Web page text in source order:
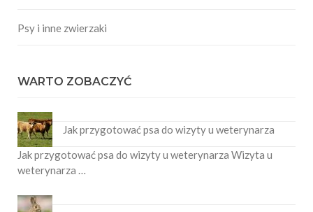
Psy i inne zwierzaki
WARTO ZOBACZYĆ
Jak przygotować psa do wizyty u weterynarza
Jak przygotować psa do wizyty u weterynarza Wizyta u
weterynarza …